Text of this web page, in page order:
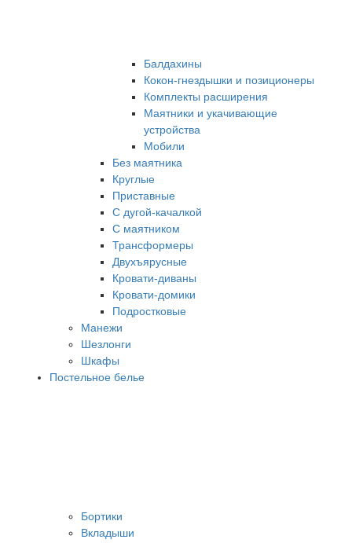
Балдахины
Кокон-гнездышки и позиционеры
Комплекты расширения
Маятники и укачивающие
устройства
Мобили
Без маятника
Круглые
Приставные
С дугой-качалкой
С маятником
Трансформеры
Двухъярусные
Кровати-диваны
Кровати-домики
Подростковые
Манежи
Шезлонги
Шкафы
Постельное белье
Бортики
Вкладыши